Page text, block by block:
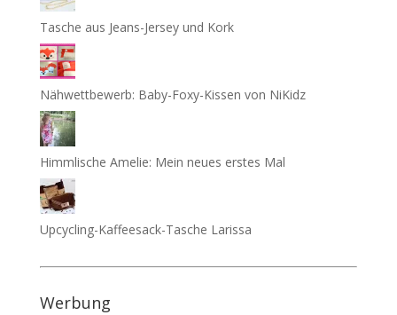
Tasche aus Jeans-Jersey und Kork
Nähwettbewerb: Baby-Foxy-Kissen von NiKidz
Himmlische Amelie: Mein neues erstes Mal
Upcycling-Kaffeesack-Tasche Larissa
Werbung